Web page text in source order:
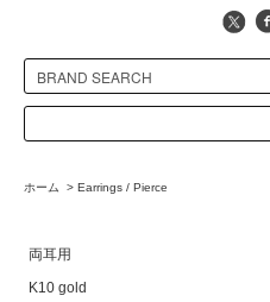
ホーム > Earrings / Pierce
両耳用
K10 gold